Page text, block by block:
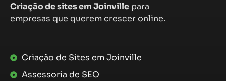
Criação de sites em Joinville para
empresas que querem crescer online.
Criação de Sites em Joinville
Assessoria de SEO